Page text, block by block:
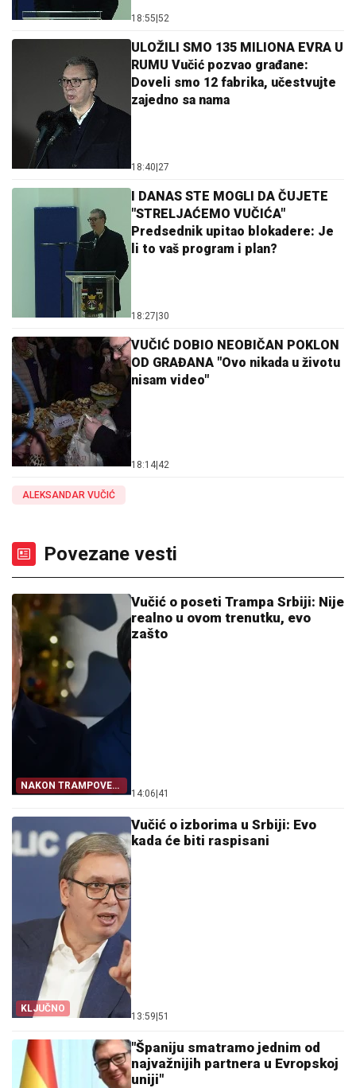
18:55 52
ULOŽILI SMO 135 MILIONA EVRA U
RUMU Vučić pozvao građane:
Doveli smo 12 fabrika, učestvujte
zajedno sa nama
18:40 27
I DANAS STE MOGLI DA ČUJETE
"STRELJAĆEMO VUČIĆA"
Predsednik upitao blokadere: Je
li to vaš program i plan?
18:27 30
VUČIĆ DOBIO NEOBIČAN POKLON
OD GRAĐANA "Ovo nikada u životu
nisam video"
18:14 42
ALEKSANDAR VUČIĆ
Povezane vesti
NAKON TRAMPOVE
OBJAVE
Vučić o poseti Trampa Srbiji: Nije
realno u ovom trenutku, evo
zašto
14:06 41
KLJUČNO
Vučić o izborima u Srbiji: Evo
kada će biti raspisani
13:59 51
"Španiju smatramo jednim od
najvažnijih partnera u Evropskoj
uniji"